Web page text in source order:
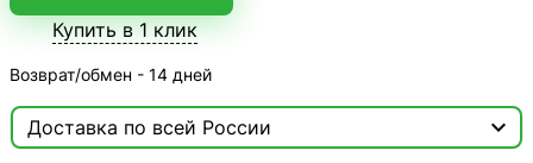
Купить в 1 клик
Возврат/обмен - 14 дней
Доставка по всей России 